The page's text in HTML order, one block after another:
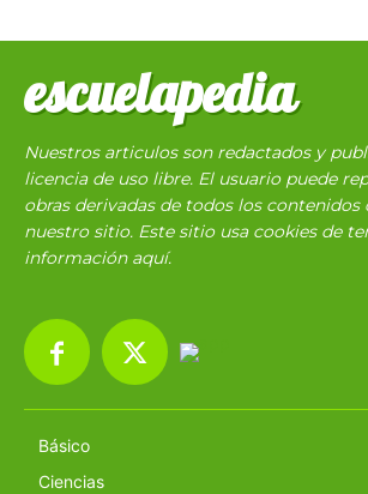
escuelapedia
Nuestros articulos son redactados y
licencia de uso libre. El usuario puede
obras derivadas de todos los contenidos
nuestro sitio. Este sitio usa cookies de
información aquí.
Básico
Ciencias